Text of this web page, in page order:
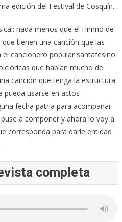
edición del Festival de Cosquín.
nada menos que el Himno de
tienen una canción que las
cancionero popular santafesino
que hablan mucho de
canción que tenga la estructura
pueda usarse en actos
fecha patria para acompañar
a componer y ahora lo voy a
corresponda para darle entidad
completa